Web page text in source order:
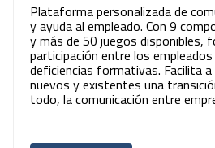
Plataforma personalizada de
y ayuda al empleado. Con 9
y más de 50 juegos disponibles,
participación entre los
deficiencias formativas. Facilita
nuevos y existentes una
todo, la comunicación entre